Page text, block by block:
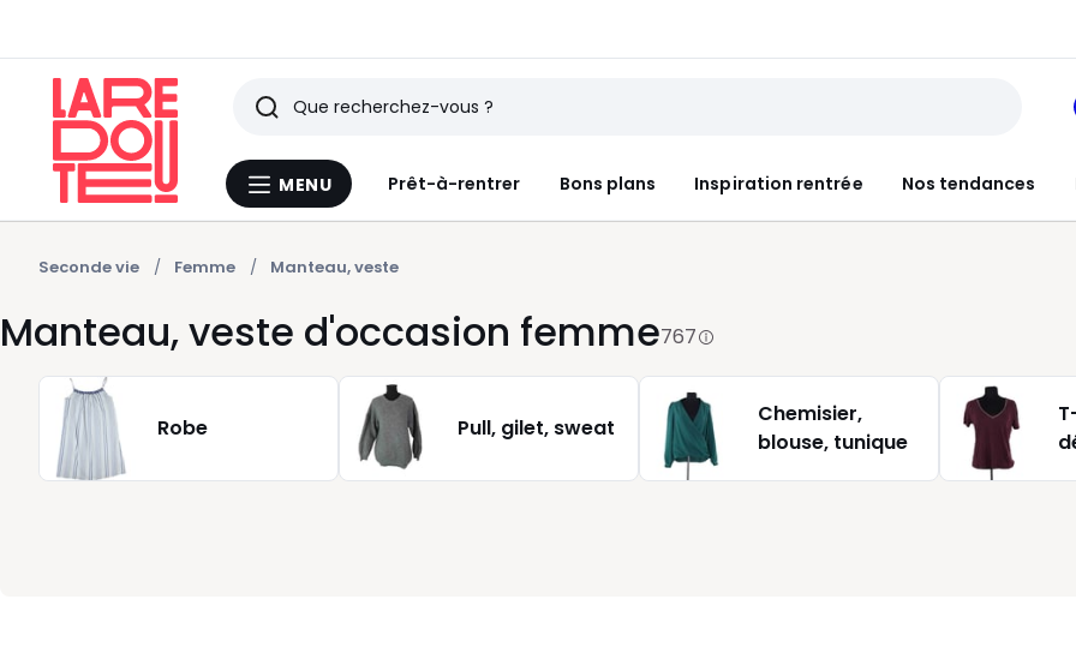
Menu
MENU Prêt-à-rentrer Bons plans Inspiration rentrée Nos tendances
Rechercher
Derniers
articles
vus
Seconde vie Femme Manteau, veste
Manteau, veste d'occasion femme767
Robe Pull, gilet, sweat
Chemisier,
blouse, tunique